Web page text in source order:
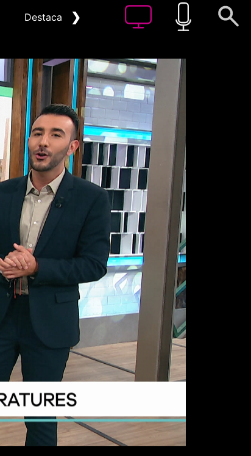
Destacat ❯